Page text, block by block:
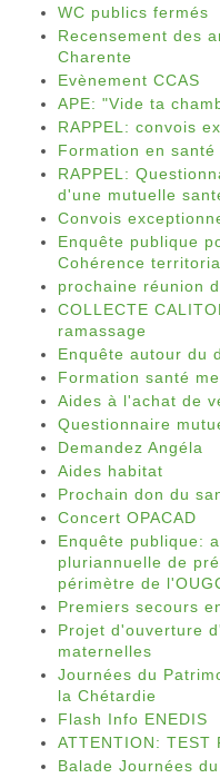
WC publics fermés
Recensement des
Charente
Evènement CCAS
APE: "Vide ta
RAPPEL: convois
Formation en santé
RAPPEL:
d'une mutuelle
Convois
Enquête publique
Cohérence
prochaine réunion
COLLECTE
ramassage
Enquête autour du
Formation santé
Aides à l'achat de
Questionnaire
Demandez Angéla
Aides habitat
Prochain don du
Concert OPACAD
Enquête publique:
pluriannuelle de
périmètre de
Premiers secours
Projet d'ouverture
maternelles
Journées du
la Chétardie
Flash Info ENEDIS
ATTENTION: TEST
Balade Journées